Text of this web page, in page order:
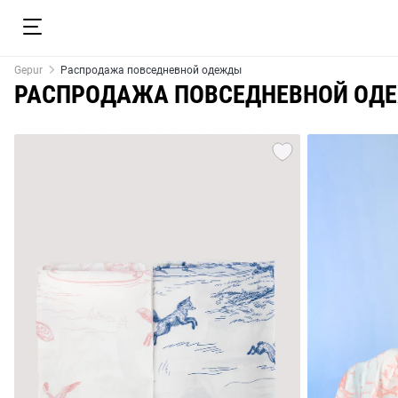
Gepur Распродажа повседневной одежды
РАСПРОДАЖА ПОВСЕДНЕВНОЙ